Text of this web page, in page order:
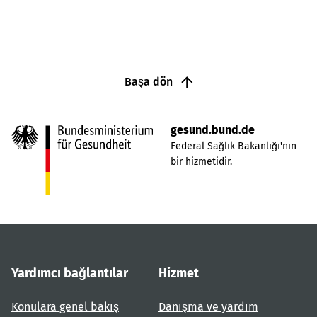
Başa dön
gesund.bund.de
Federal Sağlık Bakanlığı'nın
bir hizmetidir.
Yardımcı bağlantılar
Konulara genel bakış
Hizmet
Danışma ve yardım